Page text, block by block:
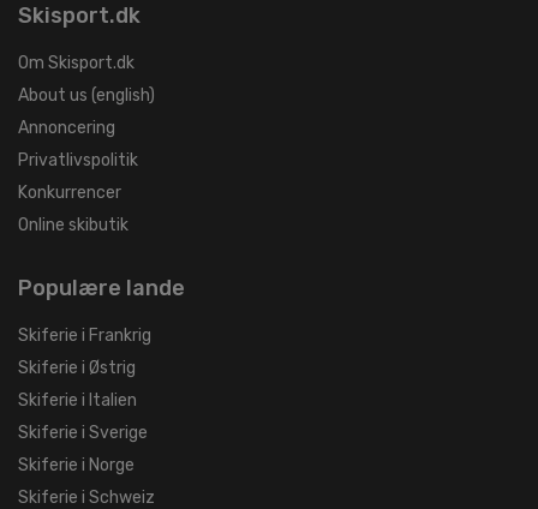
Skisport.dk
Om Skisport.dk
About us (english)
Annoncering
Privatlivspolitik
Konkurrencer
Online skibutik
Populære lande
Skiferie i Frankrig
Skiferie i Østrig
Skiferie i Italien
Skiferie i Sverige
Skiferie i Norge
Skiferie i Schweiz